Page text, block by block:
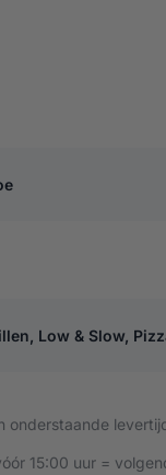
mogelijk
– JUNIOR
Low & Slow,
onderstaande
15:00 uur =